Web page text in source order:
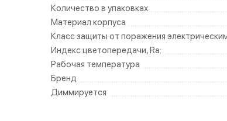
Количество в упаковках
Материал корпуса
Класс защиты от поражения
Индекс цветопередачи, Ra:
Рабочая температура
Бренд
Диммируется